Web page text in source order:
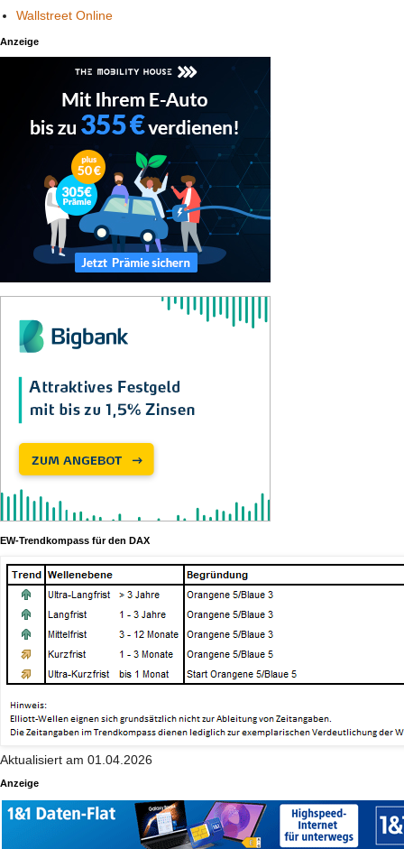
Wallstreet Online
Anzeige
EW-Trendkompass für den DAX
Aktualisiert am 01.04.2026
Anzeige